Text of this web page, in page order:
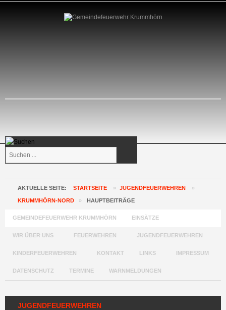
AKTUELLE SEITE: STARTSEITE » JUGENDFEUERWEHREN »
KRUMMHÖRN-NORD » HAUPTBEITRÄGE
GEMEINDEFEUERWEHR KRUMMHÖRN EINSÄTZE
WIR ÜBER UNS FEUERWEHREN JUGENDFEUERWEHREN
KINDERFEUERWEHREN KONTAKT LINKS IMPRESSUM
DATENSCHUTZ TERMINE WARNMELDUNGEN
JUGENDFEUERWEHREN